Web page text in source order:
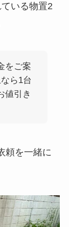
いる物置2
をご案
ら1台
値引き
頼を一緒に